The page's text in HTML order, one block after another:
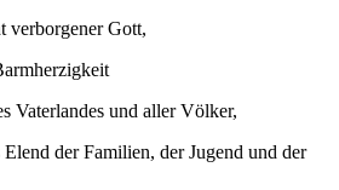
verborgener Gott,
Vaterlandes und aller Völker,
der Familien, der Jugend und der